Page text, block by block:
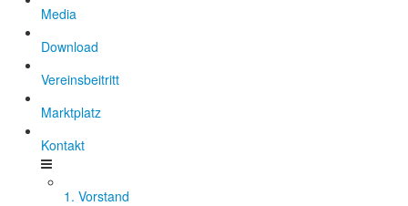
Media
Download
Vereinsbeitritt
Marktplatz
Kontakt
1. Vorstand